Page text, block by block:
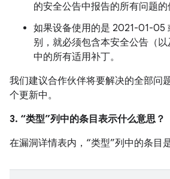
的安全公告中报告的所有问题的
如果设备使用的是 2021-01-05
别，就必须包含本安全公告（以
中的所有适用补丁。
我们建议合作伙伴将要解决的全部问
个更新中。
3. “类型”列中的条目表示什么意思？
在漏洞详情表内，“类型”列中的条目